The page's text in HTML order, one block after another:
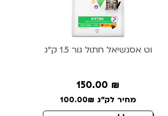
וט אסנשיאל חתול גור 1.5 ק”ג
150.00 ₪
מחיר לק"ג 100.00₪